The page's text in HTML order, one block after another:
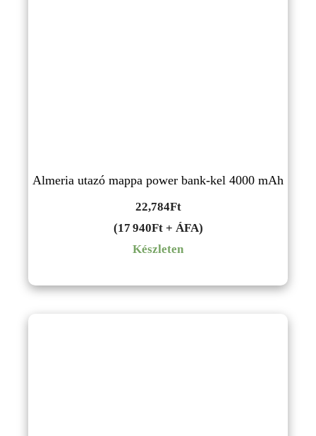
Almeria utazó mappa power bank-kel 4000 mAh
22,784Ft
(17 940Ft + ÁFA)
Készleten